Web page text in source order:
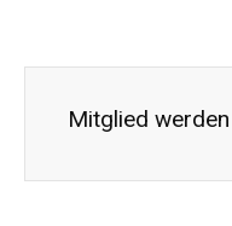
Mitglied werden